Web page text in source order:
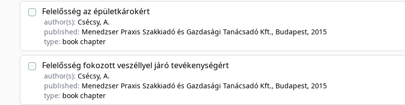
Felelősség az épületkárokért
author(s): Csécsy, A.
published: Menedzser Praxis Szakkiadó és Gazdasági Tanácsadó Kft., Budapest, 2015
type: book chapter
Felelősség fokozott veszéllyel járó tevékenységért
author(s): Csécsy, A.
published: Menedzser Praxis Szakkiadó és Gazdasági Tanácsadó Kft., Budapest, 2015
type: book chapter